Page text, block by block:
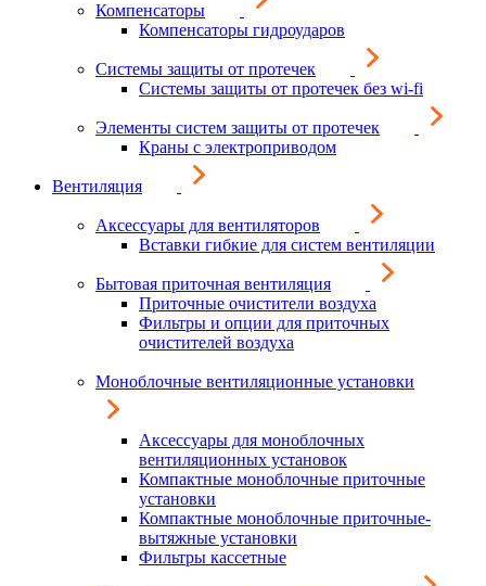
Компенсаторы
Компенсаторы гидроударов
Системы защиты от протечек
Системы защиты от протечек без wi-fi
Элементы систем защиты от протечек
Краны с электроприводом
Вентиляция
Аксессуары для вентиляторов
Вставки гибкие для систем вентиляции
Бытовая приточная вентиляция
Приточные очистители воздуха
Фильтры и опции для приточных
очистителей воздуха
Моноблочные вентиляционные установки
Аксессуары для моноблочных
вентиляционных установок
Компактные моноблочные приточные
установки
Компактные моноблочные приточные-
вытяжные установки
Фильтры кассетные